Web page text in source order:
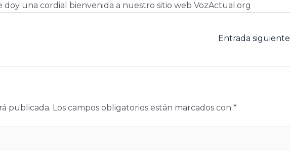
doy una cordial bienvenida a nuestro sitio web VozActual.org
Entrada siguiente
publicada. Los campos obligatorios están marcados con *